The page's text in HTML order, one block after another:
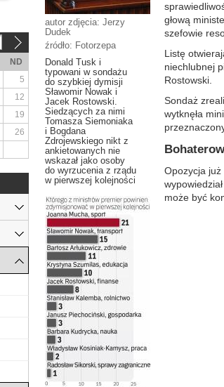
autor zdjęcia: Jerzy
Dudek
źródło: Fotorzepa
Donald Tusk i
typowani w sondażu
do szybkiej dymisji
Sławomir Nowak i
Jacek Rostowski.
Siedzących za nimi
Tomasza Siemoniaka
i Bogdana
Zdrojewskiego nikt z
ankietowanych nie
wskazał jako osoby
do wyrzucenia z rządu
w pierwszej kolejności
głową
szefowie
Listę
niechlubnej
Rostowski.
Sondaż
wytknęła
Opozycja
może być
ND
5
12
19
26